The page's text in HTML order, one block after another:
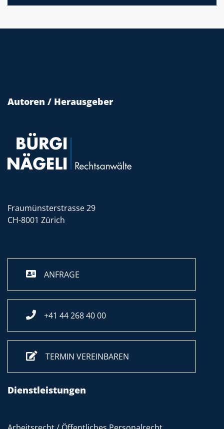
Autoren / Herausgeber
Fraumünsterstrasse 29
CH-8001 Zürich
ANFRAGE
+41 44 268 40 00
TERMIN VEREINBAREN
Dienstleistungen